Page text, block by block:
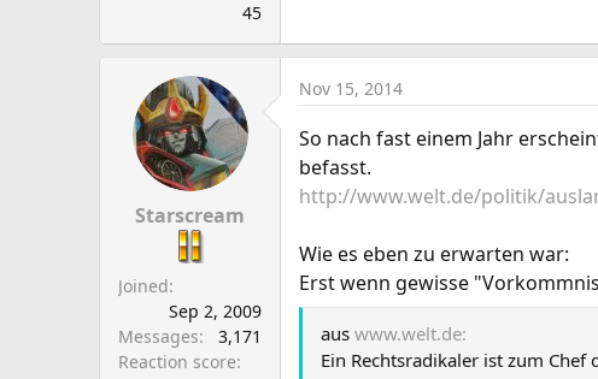
45
Starscream
Joined
Sep 2, 2009
Messages
3,171
Reaction score
Nov 15, 2014
So nach fast einem Jahr
befasst.
http://www.welt.de/politik/
Wie es eben zu erwarten war:
Erst wenn gewisse
aus www.welt.de:
Ein Rechtsradikaler ist zum